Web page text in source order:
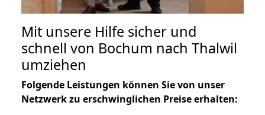
Mit unsere Hilfe sicher und
schnell von Bochum nach Thalwil
umziehen
Folgende Leistungen können Sie von unser
Netzwerk zu erschwinglichen Preise erhalten: